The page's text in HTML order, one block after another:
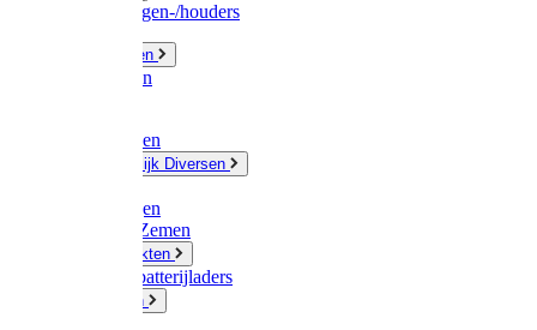
Slangenwagen-/houders
Olie / Vetten
Chemicalien
Plasticzakken
Huishoudelijk Diversen
Zaksluitingen
Sponzen / Zemen
Zeepprodukten
Batterij & batterijladers
Zaklampen